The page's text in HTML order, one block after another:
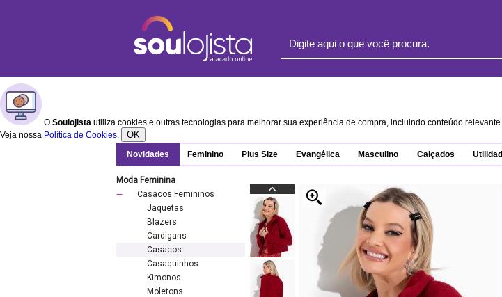
O Soulojista utiliza cookies e outras tecnologias para melhorar sua experiência de compra, incluindo conteúdo
Veja nossa Política de Cookies. OK
Novidades Feminino Plus Size Evangélica Masculino Calçados
Moda Feminina
Casacos Femininos
Jaquetas
Blazers
Cardigans
Casacos
Casaquinhos
Kimonos
Moletons